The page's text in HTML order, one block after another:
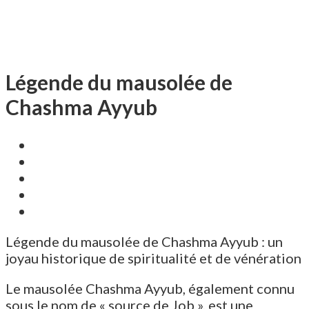
Légende du mausolée de
Chashma Ayyub
Légende du mausolée de Chashma Ayyub : un
joyau historique de spiritualité et de vénération
Le mausolée Chashma Ayyub, également connu
sous le nom de « source de Job », est une